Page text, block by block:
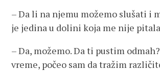
– Da li na njemu možemo slušati i
je jedina u dolini koja me nije
– Da, možemo. Da ti pustim
vreme, počeo sam da tražim